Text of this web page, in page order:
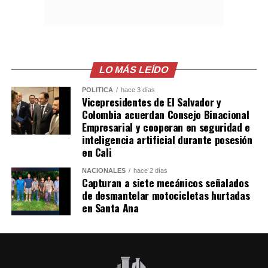
sentencia que el Gobierno mexicano considera ilegal.
relaciones diplomáticas.
Sheinbaum también indicó que Chávez viajó a México en
un avión militar y calificó la entrega del salvoconducto
como «una acción de buena voluntad» de la presidenta
Keiko Fujimori.
Comparte esto:
Facebook X
Me gusta esto:
LO MÁS LEÍDO
POLÍTICA hace 3 días
Vicepresidentes de El Salvador y
Colombia acuerdan Consejo Binacional
Empresarial y cooperan en seguridad e
inteligencia artificial durante posesión
en Cali
NACIONALES hace 2 días
Capturan a siete mecánicos señalados
de desmantelar motocicletas hurtadas
en Santa Ana